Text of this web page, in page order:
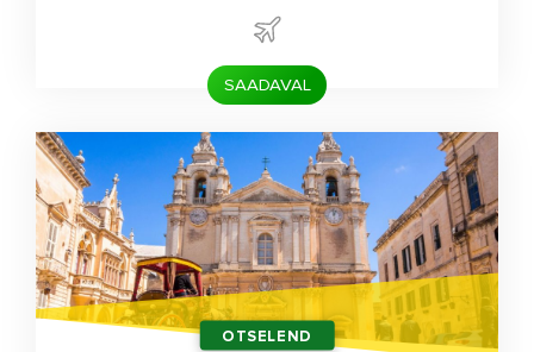
SAADAVAL
OTSELEND